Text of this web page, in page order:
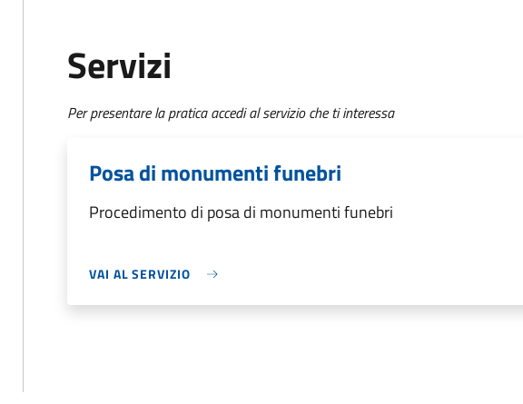
Servizi
Per presentare la pratica accedi al servizio che ti interessa
Posa di monumenti funebri
Procedimento di posa di monumenti funebri
VAI AL SERVIZIO